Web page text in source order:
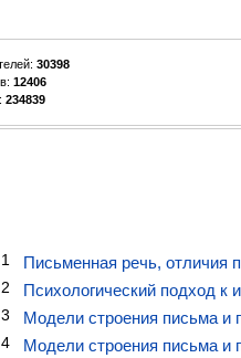
30398
12406
234839
1 Письменная речь, отличия
2 Психологический подход к
3 Модели строения письма и
4 Модели строения письма и